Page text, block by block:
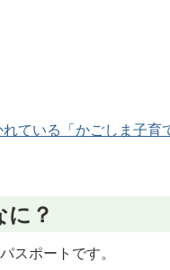
ている「かごしま子育
？
スポートです。